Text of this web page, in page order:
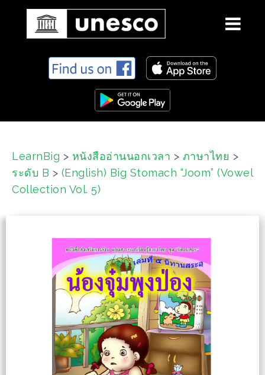
n
LearnBig > หนังสืออ่านนอกเวลา > ภาษาไทย >
ระดับ B > (English) Big Stomach “Joom” (Vowel
Collection Vol. 5)